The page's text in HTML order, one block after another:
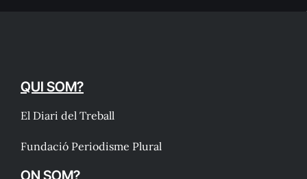
QUI SOM?
El Diari del Treball
Fundació Periodisme Plural
ON SOM?